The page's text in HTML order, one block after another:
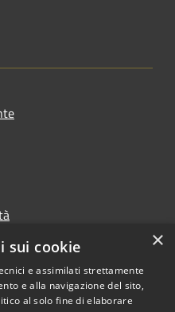
×
sui cookie
e assimilati strettamente
e alla navigazione del sito,
al solo fine di elaborare